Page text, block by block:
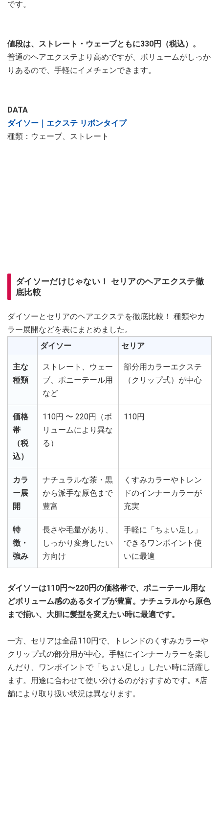
です。
値段は、ストレート・ウェーブともに330円（税込）。
普通のヘアエクステより高めですが、ボリュームがしっか
りあるので、手軽にイメチェンできます。
DATA
ダイソー｜エクステ リボンタイプ
種類：ウェーブ、ストレート
ダイソーだけじゃない！ セリアのヘアエクステ徹
底比較
ダイソーとセリアのヘアエクステを徹底比較！ 種類やカ
ラー展開などを表にまとめました。
ダイソー
セリア
主な
種類
ストレート、ウェー
ブ、ポニーテール用
など
部分用カラーエクステ
（クリップ式）が中心
価格
帯
（税
込）
110円 〜 220円（ボ
リュームにより異な
る）
110円
カラ
ー展
開
ナチュラルな茶・黒
から派手な原色まで
豊富
くすみカラーやトレン
ドのインナーカラーが
充実
特
徴・
強み
長さや毛量があり、
しっかり変身したい
方向け
手軽に「ちょい足し」
できるワンポイント使
いに最適
ダイソーは110円〜220円の価格帯で、ポニーテール用な
どボリューム感のあるタイプが豊富。ナチュラルから原色
まで揃い、大胆に髪型を変えたい時に最適です。
一方、セリアは全品110円で、トレンドのくすみカラーや
クリップ式の部分用が中心。手軽にインナーカラーを楽し
んだり、ワンポイントで「ちょい足し」したい時に活躍し
ます。用途に合わせて使い分けるのがおすすめです。※店
舗により取り扱い状況は異なります。